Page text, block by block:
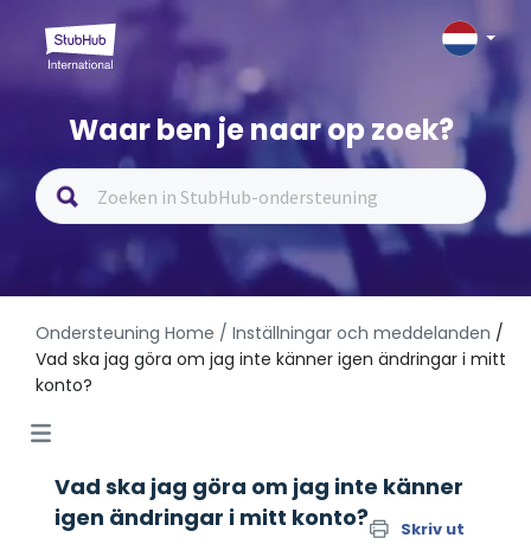
Waar ben je naar op zoek?
Ondersteuning Home / Inställningar och meddelanden /
Vad ska jag göra om jag inte känner igen ändringar i mitt
konto?
Vad ska jag göra om jag inte känner
igen ändringar i mitt konto?
Skriv ut